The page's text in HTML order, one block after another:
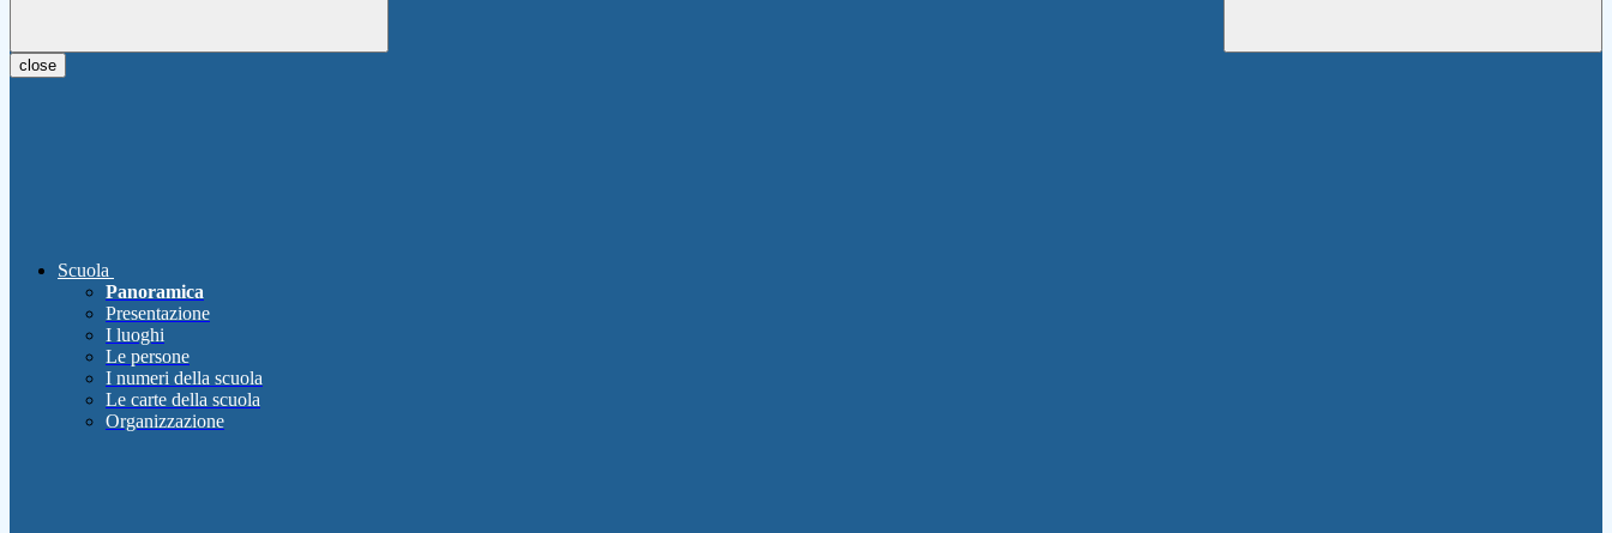
close
Scuola
Panoramica
Presentazione
I luoghi
Le persone
I numeri della scuola
Le carte della scuola
Organizzazione